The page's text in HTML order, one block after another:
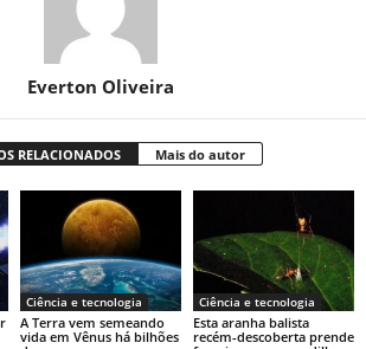
Everton Oliveira
RELACIONADOS Mais do autor
Ciência e tecnologia
A Terra vem semeando
vida em Vênus há bilhões
Ciência e tecnologia
Esta aranha balista
recém-descoberta prende